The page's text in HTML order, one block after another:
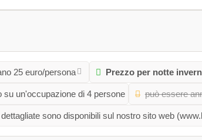
25 euro/persona Prezzo per notte
su un'occupazione di 4 persone può essere
sono disponibili sul nostro sito web